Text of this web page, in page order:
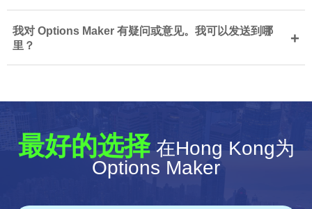
我对 Options Maker 有疑问或意见。我可以发送到哪
里？
+
最好的选择在Hong Kong为
Options Maker